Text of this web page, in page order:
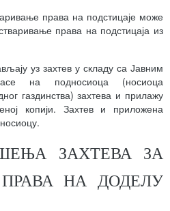
права на подстицаје може
права на подстицаја из
уз захтев у складу са Јавним
на подносиоца (носиоца
газдинства) захтева и прилажу
копији. Захтев и приложена
ЗАХТЕВА ЗА
НА ДОДЕЛУ